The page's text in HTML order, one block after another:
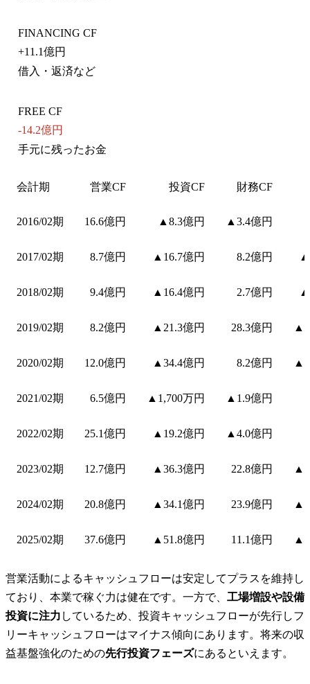
FINANCING CF
+11.1億円
借入・返済など
FREE CF
-14.2億円
手元に残ったお金
会計期 営業CF 投資CF 財務CF
2016/02期 16.6億円 ▲8.3億円 ▲3.4億円
2017/02期 8.7億円 ▲16.7億円 8.2億円
2018/02期 9.4億円 ▲16.4億円 2.7億円
2019/02期 8.2億円 ▲21.3億円 28.3億円
2020/02期 12.0億円 ▲34.4億円 8.2億円
2021/02期 6.5億円 ▲1,700万円 ▲1.9億円
2022/02期 25.1億円 ▲19.2億円 ▲4.0億円
2023/02期 12.7億円 ▲36.3億円 22.8億円
2024/02期 20.8億円 ▲34.1億円 23.9億円
2025/02期 37.6億円 ▲51.8億円 11.1億円
営業活動によるキャッシュフローは安定してプラスを維持し
ており、本業で稼ぐ力は健在です。一方で、 工場増設や設備
投資に注力 しているため、投資キャッシュフローが先行しフ
リーキャッシュフローはマイナス傾向にあります。将来の収
益基盤強化のための先行投資フェーズにあるといえます。